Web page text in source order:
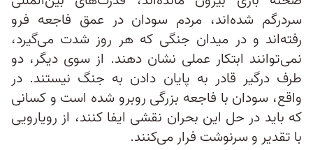
سردرگم شده‌اند، مردم سودان در عمق فاجعه فرو
رفته‌اند و در میدان جنگی که هر روز شدت می‌گیرد،
نمی‌توانند ابتکار عملی نشان دهند. از سوی دیگر، دو
طرف درگیر قادر به پایان دادن به جنگ نیستند. در
واقع، سودان با فاجعه بزرگی روبرو شده است و کسانی
که باید در حل این بحران نقشی ایفا کنند، از رویارویی
با تقدیر و سرنوشت فرار می‌کنند.